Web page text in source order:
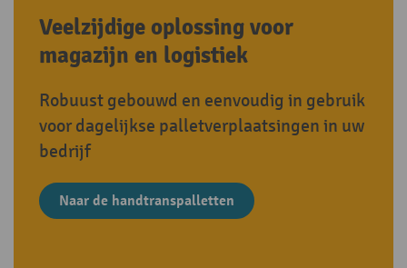
Veelzijdige oplossing voor
magazijn en logistiek
Robuust gebouwd en eenvoudig in gebruik
voor dagelijkse palletverplaatsingen in uw
bedrijf
Naar de handtranspalletten